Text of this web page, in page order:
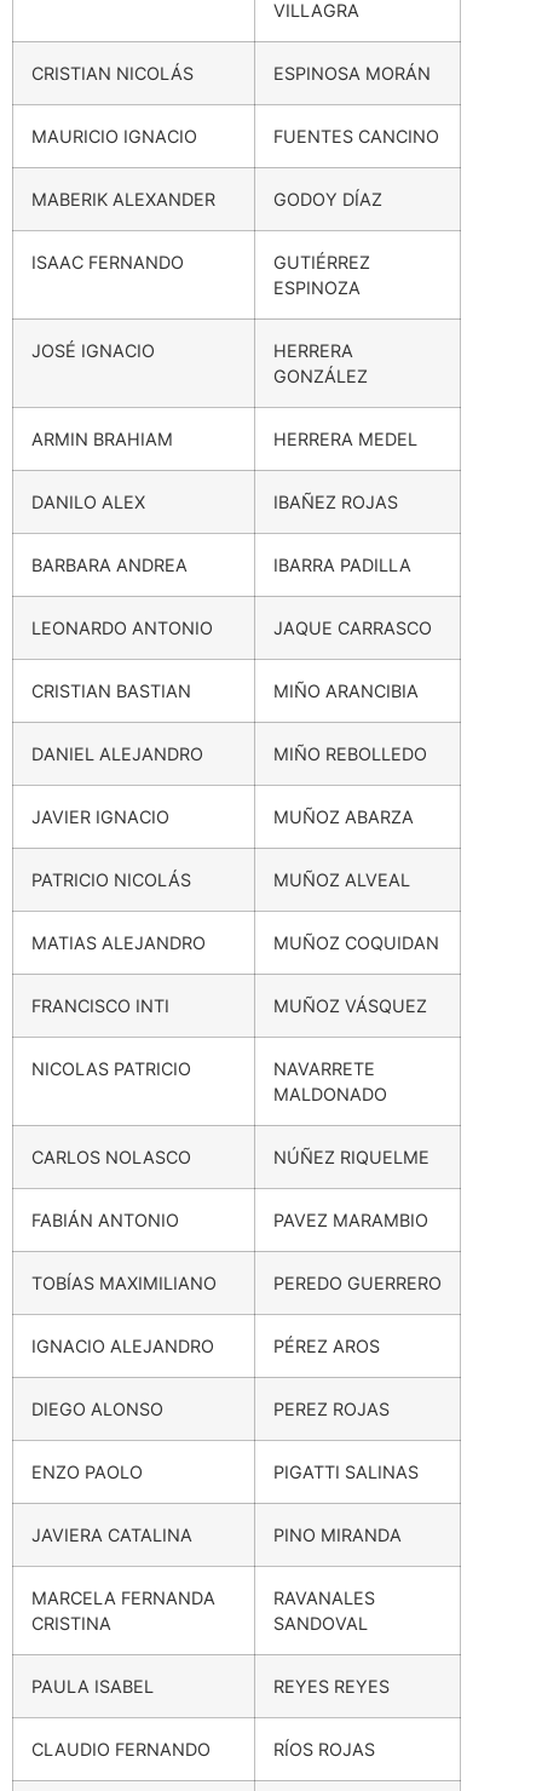
VILLAGRA
CRISTIAN NICOLÁS ESPINOSA MORÁN
MAURICIO IGNACIO FUENTES CANCINO
MABERIK ALEXANDER GODOY DÍAZ
ISAAC FERNANDO
GUTIÉRREZ
ESPINOZA
JOSÉ IGNACIO
HERRERA
GONZÁLEZ
ARMIN BRAHIAM HERRERA MEDEL
DANILO ALEX IBAÑEZ ROJAS
BARBARA ANDREA IBARRA PADILLA
LEONARDO ANTONIO JAQUE CARRASCO
CRISTIAN BASTIAN MIÑO ARANCIBIA
DANIEL ALEJANDRO MIÑO REBOLLEDO
JAVIER IGNACIO MUÑOZ ABARZA
PATRICIO NICOLÁS MUÑOZ ALVEAL
MATIAS ALEJANDRO MUÑOZ COQUIDAN
FRANCISCO INTI MUÑOZ VÁSQUEZ
NICOLAS PATRICIO
NAVARRETE
MALDONADO
CARLOS NOLASCO NÚÑEZ RIQUELME
FABIÁN ANTONIO PAVEZ MARAMBIO
TOBÍAS MAXIMILIANO PEREDO GUERRERO
IGNACIO ALEJANDRO PÉREZ AROS
DIEGO ALONSO PEREZ ROJAS
ENZO PAOLO PIGATTI SALINAS
JAVIERA CATALINA PINO MIRANDA
MARCELA FERNANDA
CRISTINA
RAVANALES
SANDOVAL
PAULA ISABEL REYES REYES
CLAUDIO FERNANDO RÍOS ROJAS